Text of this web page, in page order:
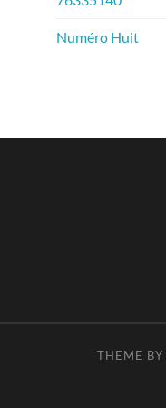
Numéro Huit
THEME BY